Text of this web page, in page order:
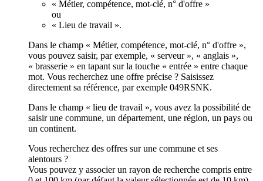
« Métier, compétence, mot-clé, n° d'offre »
ou
« Lieu de travail ».
Dans le champ « Métier, compétence, mot-clé, n° d'offre »,
vous pouvez saisir, par exemple, « serveur », « anglais »,
« brasserie » en tapant sur la touche « entrée » entre chaque
mot. Vous recherchez une offre précise ? Saisissez
directement sa référence, par exemple 049RSNK.
Dans le champ « lieu de travail », vous avez la possibilité de
saisir une commune, un département, une région, un pays ou
un continent.
Vous recherchez des offres sur une commune et ses
alentours ?
Vous pouvez y associer un rayon de recherche compris entre